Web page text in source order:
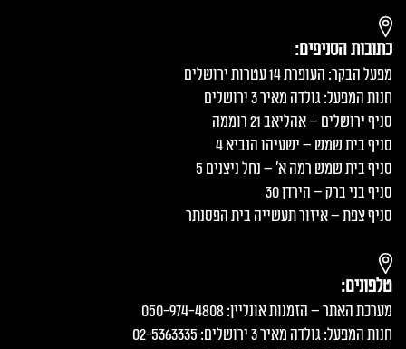
כתובות הסניפים:
מפעל הבקר: העופרת 14 עטרות ירושלים
חנות המפעל: גולדה מאיר 3 ירושלים
סניף ירושלים – אהליאב 21 רוממה
סניף בית שמש – ישעיהו הנביא 4
סניף בית שמש רמה א׳ – נחל ניצנים 5
סניף בני ברק – הירדן 30
סניף צפת – איזור תעשייה בית הפסנתר
טלפונים:
מערכת האתר – הזמנות אונליין: 050-974-4808
חנות המפעל: גולדה מאיר 3 ירושלים: 02-5363335